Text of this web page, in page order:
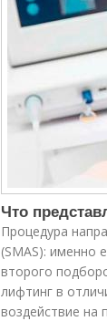
Что
Процедура
(SMAS): именно
второго
лифтинг в
воздействие на